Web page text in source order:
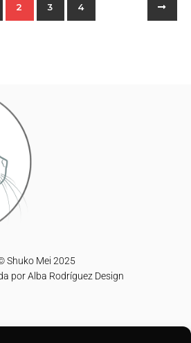
2 3 4
Shuko Mei 2025
porAlba Rodríguez Design